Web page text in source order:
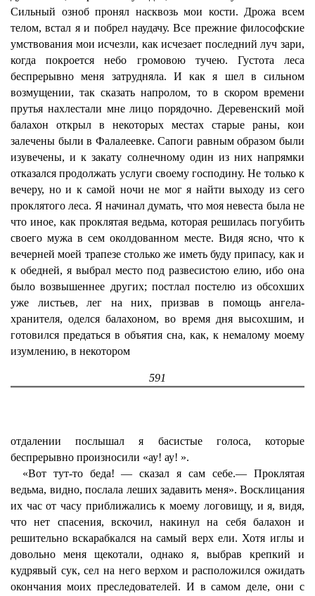
Сильный озноб пронял насквозь мои кости. Дрожа всем
телом, встал я и побрел наудачу. Все прежние философские
умствования мои исчезли, как исчезает последний луч зари,
когда покроется небо громовою тучею. Густота леса
беспрерывно меня затрудняла. И как я шел в сильном
возмущении, так сказать напролом, то в скором времени
прутья нахлестали мне лицо порядочно. Деревенский мой
балахон открыл в некоторых местах старые раны, кои
залечены были в Фалалеевке. Сапоги равным образом были
изувечены, и к закату солнечному один из них напрямки
отказался продолжать услуги своему господину. Не только к
вечеру, но и к самой ночи не мог я найти выходу из сего
проклятого леса. Я начинал думать, что моя невеста была не
что иное, как проклятая ведьма, которая решилась погубить
своего мужа в сем околдованном месте. Видя ясно, что к
вечерней моей трапезе столько же иметь буду припасу, как и
к обедней, я выбрал место под развесистою елию, ибо она
было возвышеннее других; постлал постелю из обсохших
уже листьев, лег на них, призвав в помощь ангела-
хранителя, оделся балахоном, во время дня высохшим, и
готовился предаться в объятия сна, как, к немалому моему
изумлению, в некотором
591
отдалении послышал я басистые голоса, которые
беспрерывно произносили «ау! ау! ».
«Вот тут-то беда! — сказал я сам себе.— Проклятая
ведьма, видно, послала леших задавить меня». Восклицания
их час от часу приближались к моему логовищу, и я, видя,
что нет спасения, вскочил, накинул на себя балахон и
решительно вскарабкался на самый верх ели. Хотя иглы и
довольно меня щекотали, однако я, выбрав крепкий и
кудрявый сук, сел на него верхом и расположился ожидать
окончания моих преследователей. И в самом деле, они с